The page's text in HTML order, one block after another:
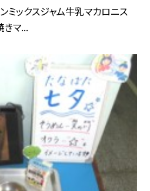
ミックスジャム牛乳マカロニス
きマ...